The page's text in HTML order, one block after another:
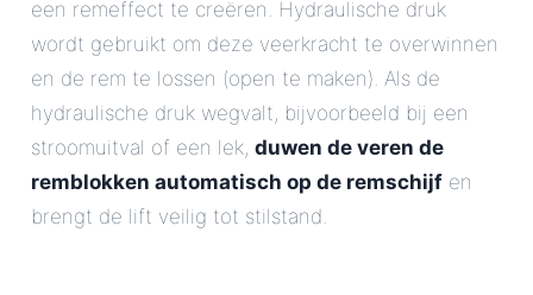
een remeffect te creëren. Hydraulische druk
wordt gebruikt om deze veerkracht te overwinnen
en de rem te lossen (open te maken). Als de
hydraulische druk wegvalt, bijvoorbeeld bij een
stroomuitval of een lek, duwen de veren de
remblokken automatisch op de remschijf en
brengt de lift veilig tot stilstand.